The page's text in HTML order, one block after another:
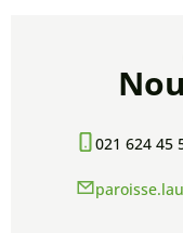
021 624 45